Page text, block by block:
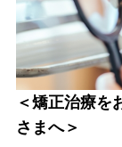
＜矯正治療を
さまへ＞